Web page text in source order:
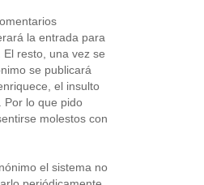
la entrada para
resto, una vez se
se publicará
el insulto
Por lo que pido
molestos con
el sistema no